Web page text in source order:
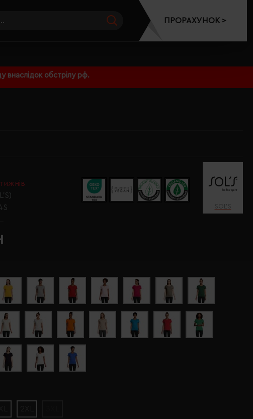
внаслідок обстрілу рф.
ПРОРАХУНОК >
SOL’S